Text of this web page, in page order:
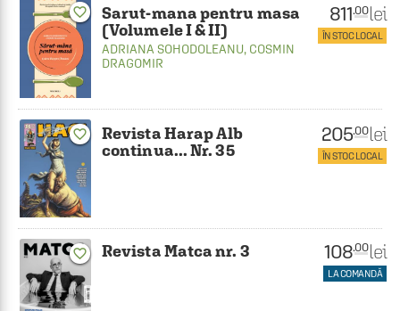
favorite_border
Sarut-mana pentru masa
(Volumele I & II)
ADRIANA SOHODOLEANU, COSMIN
DRAGOMIR
811.00 lei
ÎN STOC LOCAL
favorite_border
Revista Harap Alb
continua... Nr. 35
205.00 lei
ÎN STOC LOCAL
favorite_border Revista Matca nr. 3 108.00 lei
LA COMANDĂ